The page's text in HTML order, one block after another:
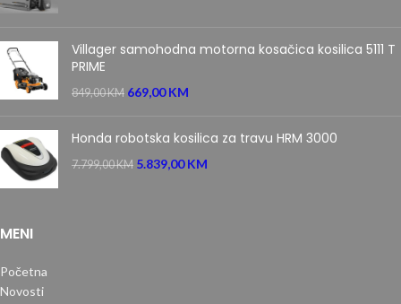
Villager samohodna motorna kosačica kosilica 5111 T
PRIME
849,00KM 669,00KM
Honda robotska kosilica za travu HRM 3000
7.799,00KM 5.839,00KM
MENI
Početna
Novosti